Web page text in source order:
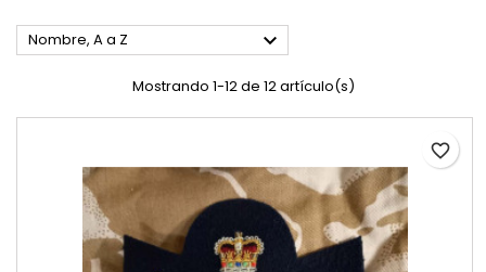
Nombre, A a Z 
Mostrando 1-12 de 12 artículo(s)
favorite_border